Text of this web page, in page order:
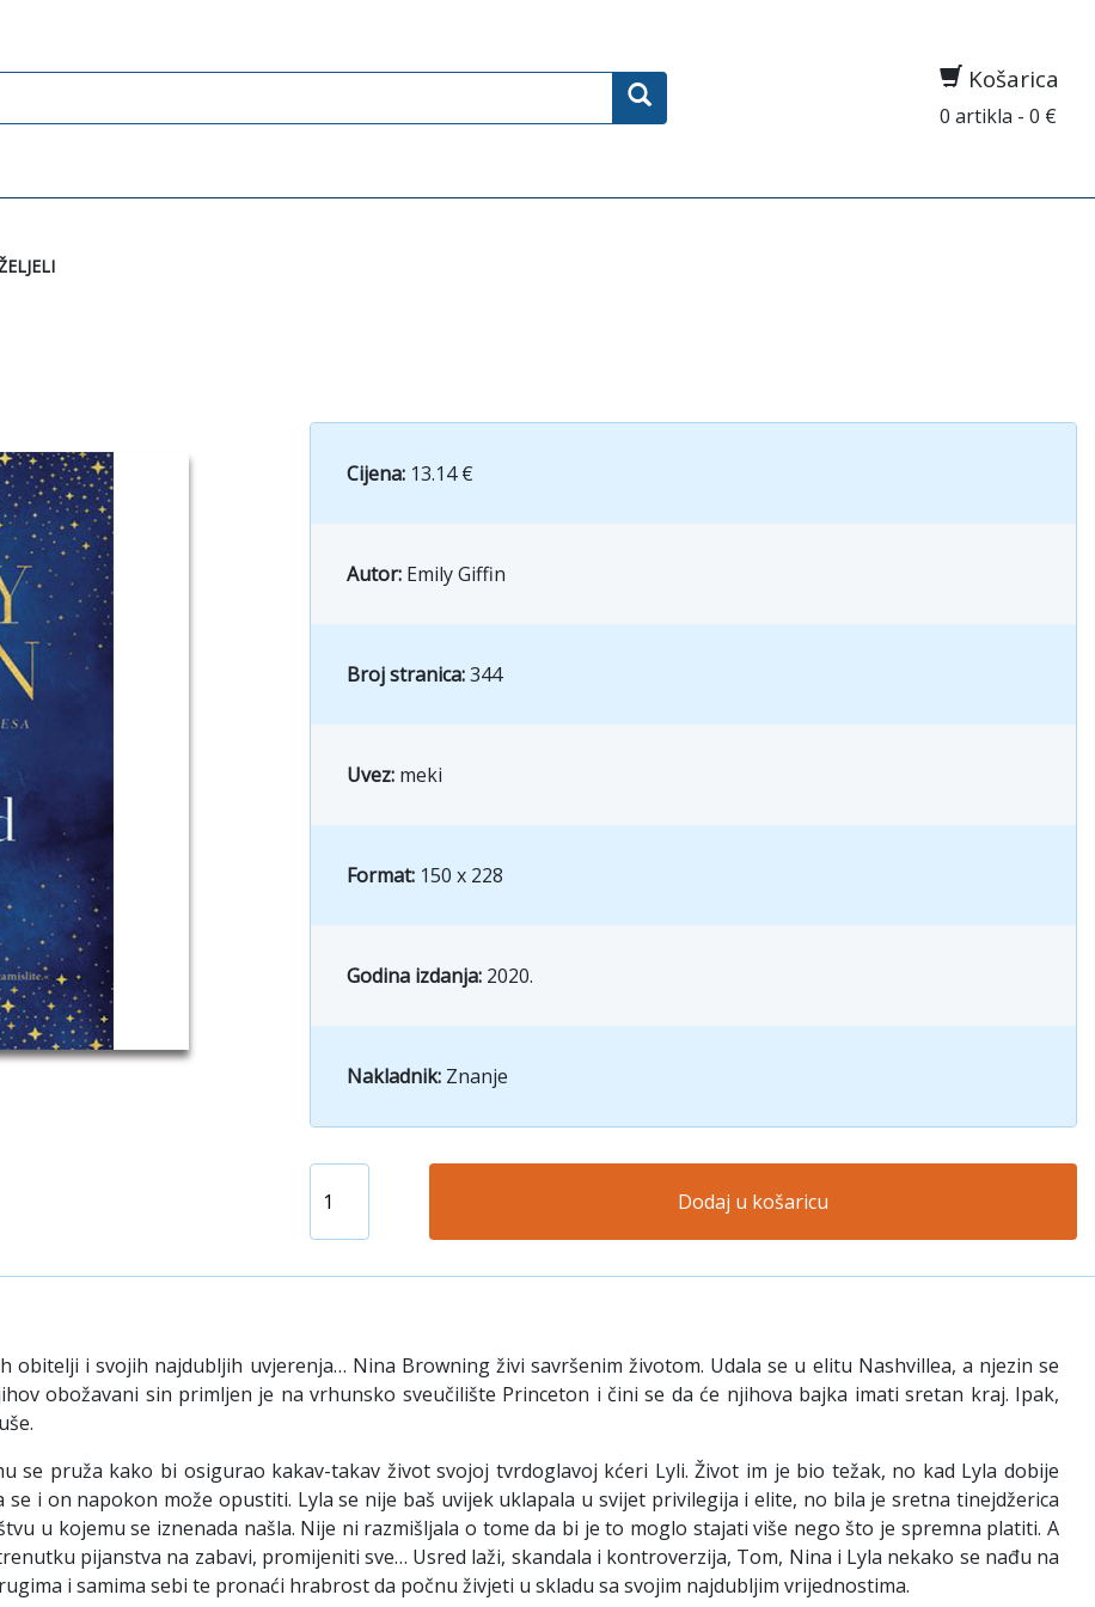
Košarica
0 artikla - 0 €
Cijena: 13.14 €
Autor: Emily Giffin
Broj stranica:344
Uvez: meki
Format: 150 x 228
Godina izdanja: 2020.
Nakladnik: Znanje
Dodaj u košaricu
i svojih najdubljih uvjerenja… Nina Browning živi savršenim životom. Udala se u elitu Nashvillea, a njezin se
obožavani sin primljen je na vrhunsko sveučilište Princeton i čini se da će njihova bajka imati sretan kraj. Ipak,
se pruža kako bi osigurao kakav-takav život svojoj tvrdoglavoj kćeri Lyli. Život im je bio težak, no kad Lyla dobije
i on napokon može opustiti. Lyla se nije baš uvijek uklapala u svijet privilegija i elite, no bila je sretna tinejdžerica
u kojemu se iznenada našla. Nije ni razmišljala o tome da bi je to moglo stajati više nego što je spremna platiti. A
pijanstva na zabavi, promijeniti sve… Usred laži, skandala i kontroverzija, Tom, Nina i Lyla nekako se nađu na
i samima sebi te pronaći hrabrost da počnu živjeti u skladu sa svojim najdubljim vrijednostima.